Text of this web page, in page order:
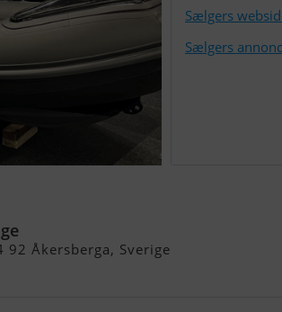
Sælgers
Sælgers
92 Åkersberga, Sverige